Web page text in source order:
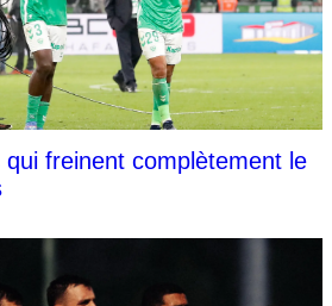
freinent complètement le